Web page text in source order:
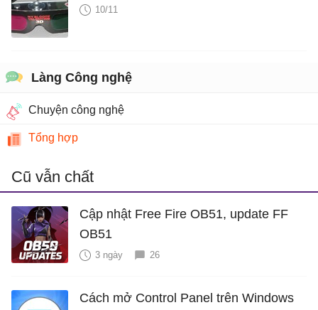
10/11
Làng Công nghệ
Chuyện công nghệ
Tổng hợp
Cũ vẫn chất
Cập nhật Free Fire OB51, update FF
OB51
3 ngày 26
Cách mở Control Panel trên Windows